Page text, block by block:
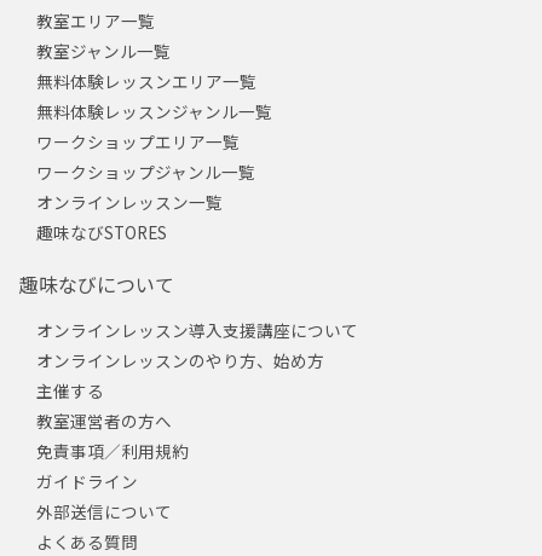
教室エリア一覧
教室ジャンル一覧
無料体験レッスンエリア一覧
無料体験レッスンジャンル一覧
ワークショップエリア一覧
ワークショップジャンル一覧
オンラインレッスン一覧
趣味なびSTORES
趣味なびについて
オンラインレッスン導入支援講座について
オンラインレッスンのやり方、始め方
主催する
教室運営者の方へ
免責事項／利用規約
ガイドライン
外部送信について
よくある質問